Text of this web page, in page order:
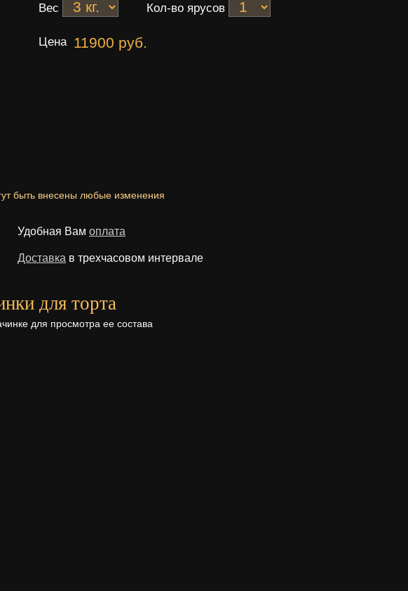
Вес Кол-во ярусов
Цена 11900 руб.
быть внесены любые изменения
Удобная Вам оплата
Доставка в трехчасовом интервале
для торта
для просмотра ее состава